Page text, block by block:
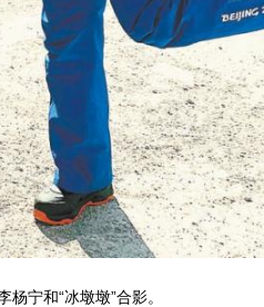
宁和“冰墩墩”合影。